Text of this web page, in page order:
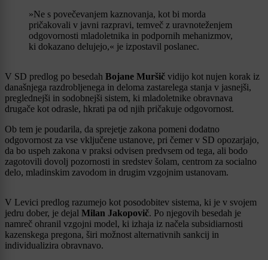
»Ne s povečevanjem kaznovanja, kot bi morda
pričakovali v javni razpravi, temveč z uravnoteženjem
odgovornosti mladoletnika in podpornih mehanizmov,
ki dokazano delujejo,« je izpostavil poslanec.
V SD predlog po besedah Bojane Muršič vidijo kot nujen korak iz
današnjega razdrobljenega in deloma zastarelega stanja v jasnejši,
preglednejši in sodobnejši sistem, ki mladoletnike obravnava
drugače kot odrasle, hkrati pa od njih pričakuje odgovornost.
Ob tem je poudarila, da sprejetje zakona pomeni dodatno
odgovornost za vse vključene ustanove, pri čemer v SD opozarjajo,
da bo uspeh zakona v praksi odvisen predvsem od tega, ali bodo
zagotovili dovolj pozornosti in sredstev šolam, centrom za socialno
delo, mladinskim zavodom in drugim vzgojnim ustanovam.
V Levici predlog razumejo kot posodobitev sistema, ki je v svojem
jedru dober, je dejal Milan Jakopovič. Po njegovih besedah je
namreč ohranil vzgojni model, ki izhaja iz načela subsidiarnosti
kazenskega pregona, širi možnost alternativnih sankcij in
individualizira obravnavo.